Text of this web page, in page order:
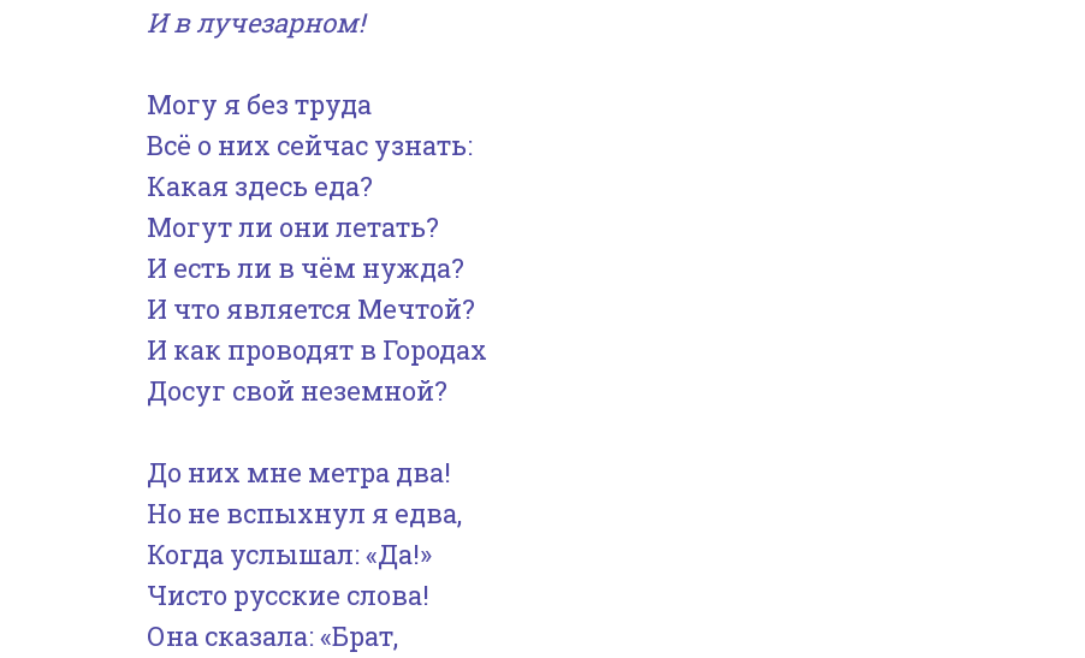
И в лучезарном!
Могу я без труда
Всё о них сейчас узнать:
Какая здесь еда?
Могут ли они летать?
И есть ли в чём нужда?
И что является Мечтой?
И как проводят в Городах
Досуг свой неземной?
До них мне метра два!
Но не вспыхнул я едва,
Когда услышал: «Да!»
Чисто русские слова!
Она сказала: «Брат,